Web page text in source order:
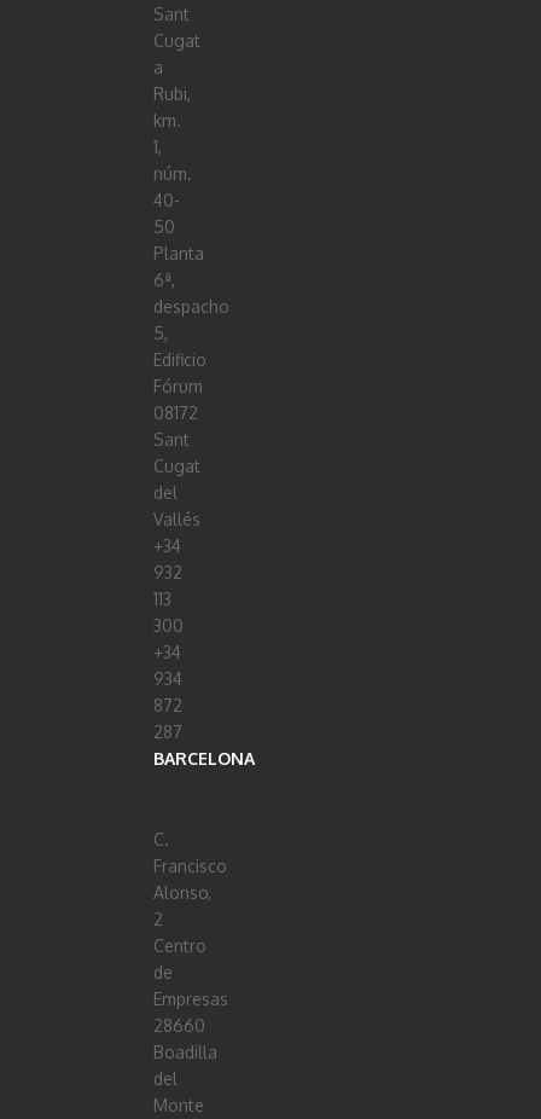
Sant
Cugat
a
Rubi,
km.
1,
núm.
40-
50
Planta
6ª,
despacho
5,
Edificio
Fórum
08172
Sant
Cugat
del
Vallés
+34
932
113
300
+34
934
872
287
BARCELONA
C.
Francisco
Alonso,
2
Centro
de
Empresas
28660
Boadilla
del
Monte